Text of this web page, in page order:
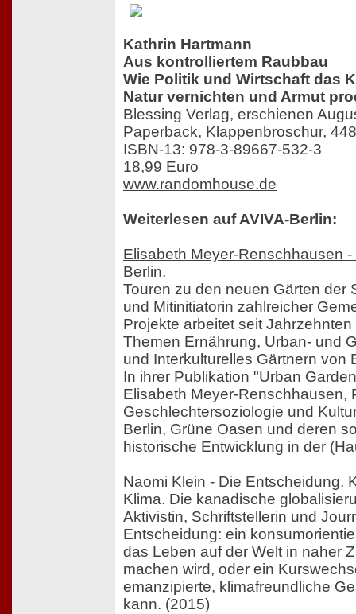
Kathrin Hartmann
Aus kontrolliertem Raubbau
Wie Politik und Wirtschaft das
Natur vernichten und Armut
Blessing Verlag, erschienen
Paperback, Klappenbroschur,
ISBN-13: 978-3-89667-532-3
18,99 Euro
www.randomhouse.de
Weiterlesen auf AVIVA-Berlin:
Elisabeth Meyer-Renschhausen
Berlin.
Touren zu den neuen Gärten der
und Mitinitiatorin zahlreicher
Projekte arbeitet seit
Themen Ernährung, Urban- und
und Interkulturelles Gärtnern von
In ihrer Publikation "Urban
Elisabeth Meyer-Renschhausen,
Geschlechtersoziologie und
Berlin, Grüne Oasen und deren
historische Entwicklung in der
Naomi Klein - Die Entscheidung.
Klima. Die kanadische
Aktivistin, Schriftstellerin und
Entscheidung: ein
das Leben auf der Welt in naher
machen wird, oder ein
emanzipierte, klimafreundliche
kann. (2015)